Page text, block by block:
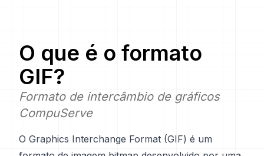
O que é o formato
GIF?
Formato de intercâmbio de gráficos
CompuServe
O Graphics Interchange Format (GIF) é um